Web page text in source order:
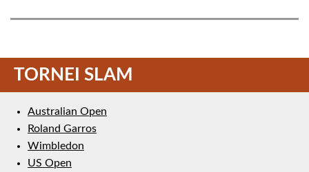
TORNEI SLAM
Australian Open
Roland Garros
Wimbledon
US Open